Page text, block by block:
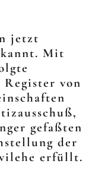
jetzt
Mit
von
gefaßten
der
erfüllt.